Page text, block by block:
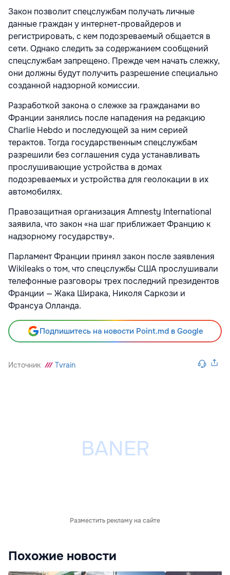
Закон позволит спецслужбам получать личные
данные граждан у интернет-провайдеров и
регистрировать, с кем подозреваемый общается в
сети. Однако следить за содержанием сообщений
спецслужбам запрещено. Прежде чем начать слежку,
они должны будут получить разрешение специально
созданной надзорной комиссии.
Разработкой закона о слежке за гражданами во
Франции занялись после нападения на редакцию
Charlie Hebdo и последующей за ним серией
терактов. Тогда государственным спецслужбам
разрешили без соглашения суда устанавливать
прослушивающие устройства в домах
подозреваемых и устройства для геолокации в их
автомобилях.
Правозащитная организация Amnesty International
заявила, что закон «на шаг приближает Францию к
надзорному государству».
Парламент Франции принял закон после заявления
Wikileaks о том, что спецслужбы США прослушивали
телефонные разговоры трех последний президентов
Франции — Жака Ширака, Николя Саркози и
Франсуа Олланда.
Подпишитесь на новости Point.md в Google
Источник Tvrain
Разместить рекламу на сайте
Похожие новости